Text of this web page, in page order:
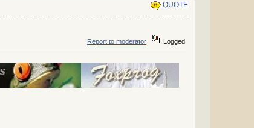
QUOTE
Report to moderator Logged